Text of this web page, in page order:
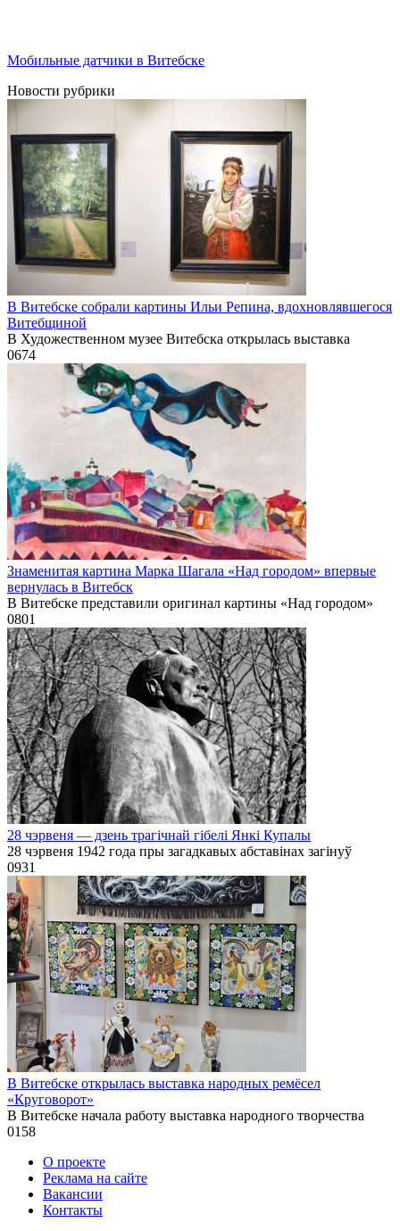
Мобильные датчики в Витебске
Новости рубрики
В Витебске собрали картины Ильи Репина, вдохновлявшегося
Витебщиной
В Художественном музее Витебска открылась выставка
0674
Знаменитая картина Марка Шагала «Над городом» впервые
вернулась в Витебск
В Витебске представили оригинал картины «Над городом»
0801
28 чэрвеня — дзень трагічнай гібелі Янкі Купалы
28 чэрвеня 1942 года пры загадкавых абставінах загінуў
0931
В Витебске открылась выставка народных ремёсел
«Круговорот»
В Витебске начала работу выставка народного творчества
0158
О проекте
Реклама на сайте
Вакансии
Контакты